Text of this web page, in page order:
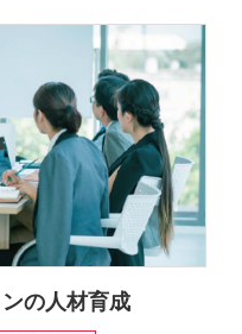
の人材育成